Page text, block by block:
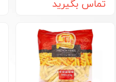
تماس بگیرید